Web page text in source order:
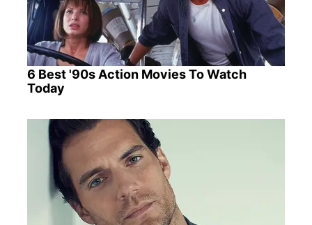
6 Best '90s Action Movies To Watch
Today